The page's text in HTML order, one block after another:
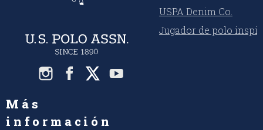
USPA Denim Co.
Jugador de polo
Más
información